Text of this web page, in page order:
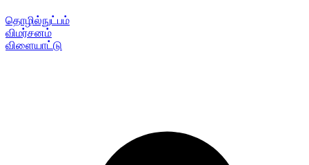
தொழில்நுட்பம்
விமர்சனம்
விளையாட்டு